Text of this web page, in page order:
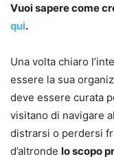
Vuoi sapere come
qui.
Una volta chiaro
essere la sua
deve essere curata
visitano di navigare
distrarsi o perdersi
d’altronde lo scopo